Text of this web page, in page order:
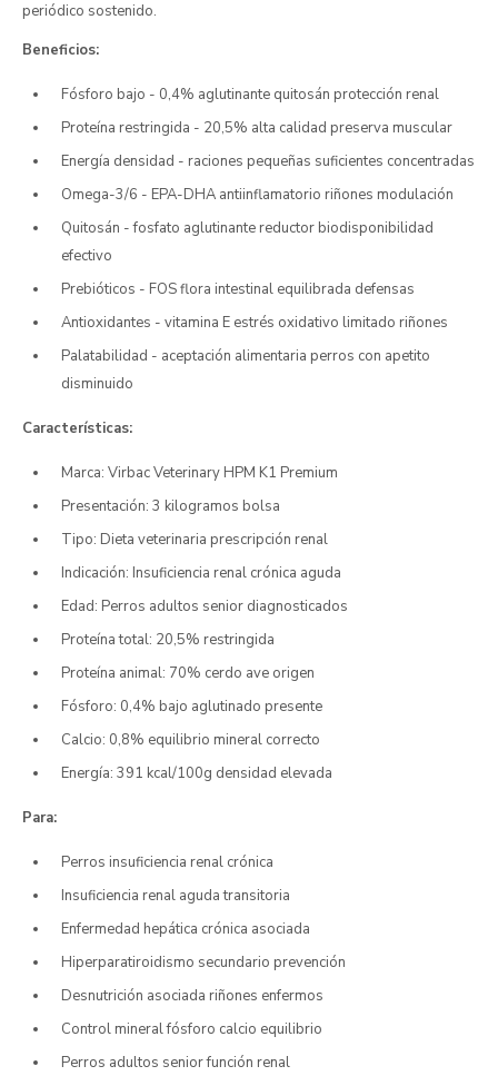
periódico sostenido.
Beneficios:
Fósforo bajo - 0,4% aglutinante quitosán protección renal
Proteína restringida - 20,5% alta calidad preserva muscular
Energía densidad - raciones pequeñas suficientes concentradas
Omega-3/6 - EPA-DHA antiinflamatorio riñones modulación
Quitosán - fosfato aglutinante reductor biodisponibilidad
efectivo
Prebióticos - FOS flora intestinal equilibrada defensas
Antioxidantes - vitamina E estrés oxidativo limitado riñones
Palatabilidad - aceptación alimentaria perros con apetito
disminuido
Características:
Marca: Virbac Veterinary HPM K1 Premium
Presentación: 3 kilogramos bolsa
Tipo: Dieta veterinaria prescripción renal
Indicación: Insuficiencia renal crónica aguda
Edad: Perros adultos senior diagnosticados
Proteína total: 20,5% restringida
Proteína animal: 70% cerdo ave origen
Fósforo: 0,4% bajo aglutinado presente
Calcio: 0,8% equilibrio mineral correcto
Energía: 391 kcal/100g densidad elevada
Para:
Perros insuficiencia renal crónica
Insuficiencia renal aguda transitoria
Enfermedad hepática crónica asociada
Hiperparatiroidismo secundario prevención
Desnutrición asociada riñones enfermos
Control mineral fósforo calcio equilibrio
Perros adultos senior función renal